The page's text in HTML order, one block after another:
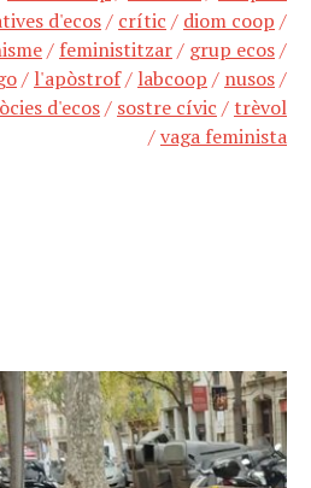
d'ecos/ crític / diom coop /
/ feministitzar/ grup ecos/
/ l'apòstrof/ labcoop / nusos/
d'ecos/ sostre cívic /trèvol
/vaga feminista